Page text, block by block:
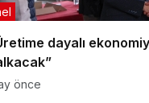
dayalı
önce